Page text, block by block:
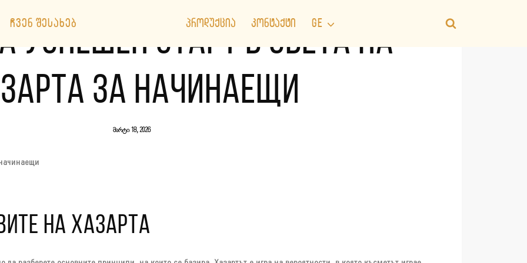
ᲩᲕᲔᲜ ᲨᲔᲡᲐᲮᲔᲑ ᲞᲠᲝᲓᲣᲥᲪᲘᲐ ᲙᲝᲜᲢᲐᲥᲢᲘ GE
УСПЕШЕН СТАРТ В СВЕТА НА
ЗА НАЧИНАЕЩИ
მარტი 18, 2026
НА ХАЗАРТА